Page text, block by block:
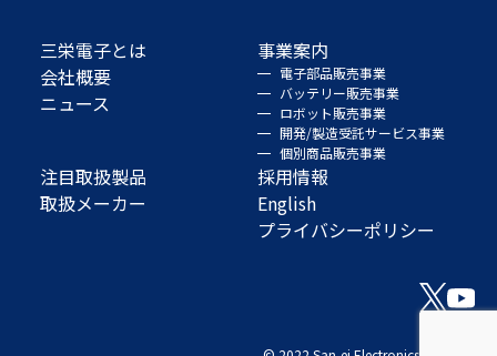
三栄電子とは
会社概要
ニュース
事業案内
電子部品販売事業
バッテリー販売事業
ロボット販売事業
開発/製造受託サービス事業
個別商品販売事業
注目取扱製品
取扱メーカー
採用情報
English
プライバシーポリシー